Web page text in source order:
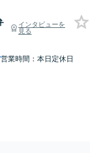
インタビューを
見る
営業時間：本日定休日